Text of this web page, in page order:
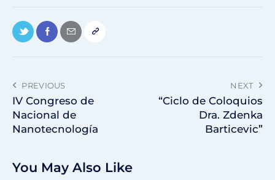
PREVIOUS
​​IV Congreso de
Nacional de
Nanotecnología
NEXT
“Ciclo de Coloquios
Dra. Zdenka
Barticevic”
You May Also Like